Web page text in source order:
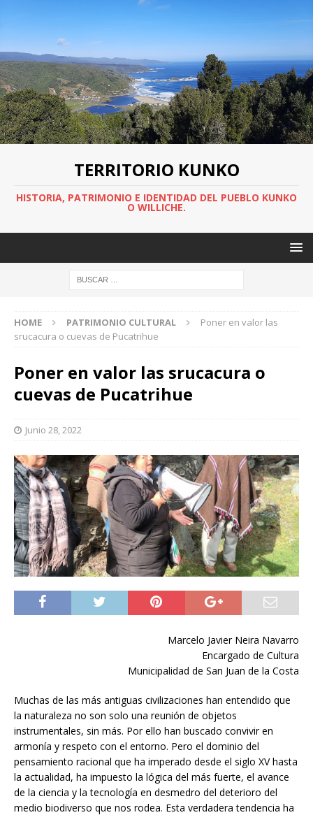
TERRITORIO KUNKO
HISTORIA, PATRIMONIO E IDENTIDAD DEL PUEBLO KUNKO
O WILLICHE.
HOME PATRIMONIO CULTURAL
Poner en valor las
srucacura o cuevas de Pucatrihue
Poner en valor las srucacura o
cuevas de Pucatrihue
Junio 28, 2022
Marcelo Javier Neira Navarro
Encargado de Cultura
Municipalidad de San Juan de la Costa
Muchas de las más antiguas civilizaciones han entendido que
la naturaleza no son solo una reunión de objetos
instrumentales, sin más. Por ello han buscado convivir en
armonía y respeto con el entorno. Pero el dominio del
pensamiento racional que ha imperado desde el siglo XV hasta
la actualidad, ha impuesto la lógica del más fuerte, el avance
de la ciencia y la tecnología en desmedro del deterioro del
medio biodiverso que nos rodea. Esta verdadera tendencia ha